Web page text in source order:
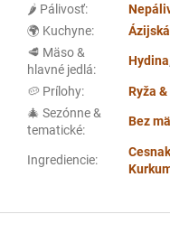
🌶️ Pálivosť:
🌍 Kuchyne: Ázijská
🥩 Mäso &
hlavné jedlá:
Hydina
🥔 Prílohy: Ryža
🎄 Sezónne &
tematické:
Bez
Ingrediencie:
Cesnak